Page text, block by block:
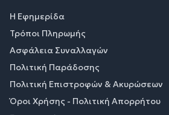
Η Εφημερίδα
Τρόποι Πληρωμής
Ασφάλεια Συναλλαγών
Πολιτική Παράδοσης
Πολιτική Επιστροφών & Ακυρώσεων
Όροι Χρήσης - Πολιτική Απορρήτου